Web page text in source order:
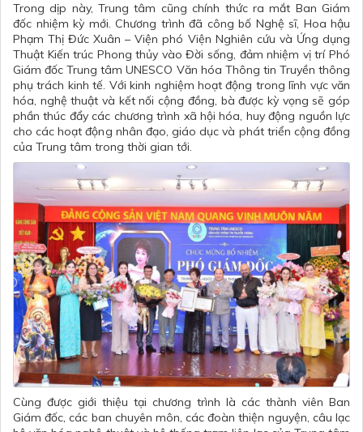
Trong dịp này, Trung tâm cũng chính thức ra mắt Ban Giám
đốc nhiệm kỳ mới. Chương trình đã công bố Nghệ sĩ, Hoa hậu
Phạm Thị Đức Xuân – Viện phó Viện Nghiên cứu và Ứng dụng
Thuật Kiến trúc Phong thủy vào Đời sống, đảm nhiệm vị trí Phó
Giám đốc Trung tâm UNESCO Văn hóa Thông tin Truyền thông
phụ trách kinh tế. Với kinh nghiệm hoạt động trong lĩnh vực văn
hóa, nghệ thuật và kết nối cộng đồng, bà được kỳ vọng sẽ góp
phần thúc đẩy các chương trình xã hội hóa, huy động nguồn lực
cho các hoạt động nhân đạo, giáo dục và phát triển cộng đồng
của Trung tâm trong thời gian tới.
Cùng được giới thiệu tại chương trình là các thành viên Ban
Giám đốc, các ban chuyên môn, các đoàn thiện nguyện, câu lạc